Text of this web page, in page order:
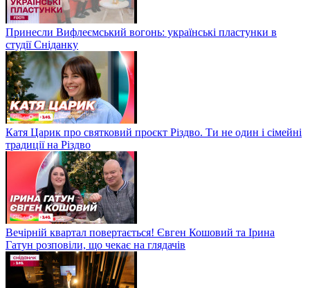
Принесли Вифлеємський вогонь: українські пластунки в
студії Сніданку
Катя Царик про святковий проєкт Різдво. Ти не один і сімейні
традиції на Різдво
Вечірній квартал повертається! Євген Кошовий та Ірина
Гатун розповіли, що чекає на глядачів